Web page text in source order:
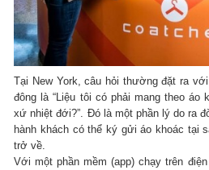
Tại New York, câu hỏi thường đặt ra
đông là “Liệu tôi có phải mang theo
xứ nhiệt đới?”. Đó là một phần lý do ra
hành khách có thể ký gửi áo khoác tại
trở về.
Với một phần mềm (app) chạy trên